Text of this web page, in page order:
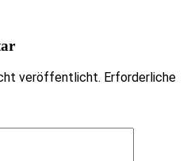
veröffentlicht. Erforderliche